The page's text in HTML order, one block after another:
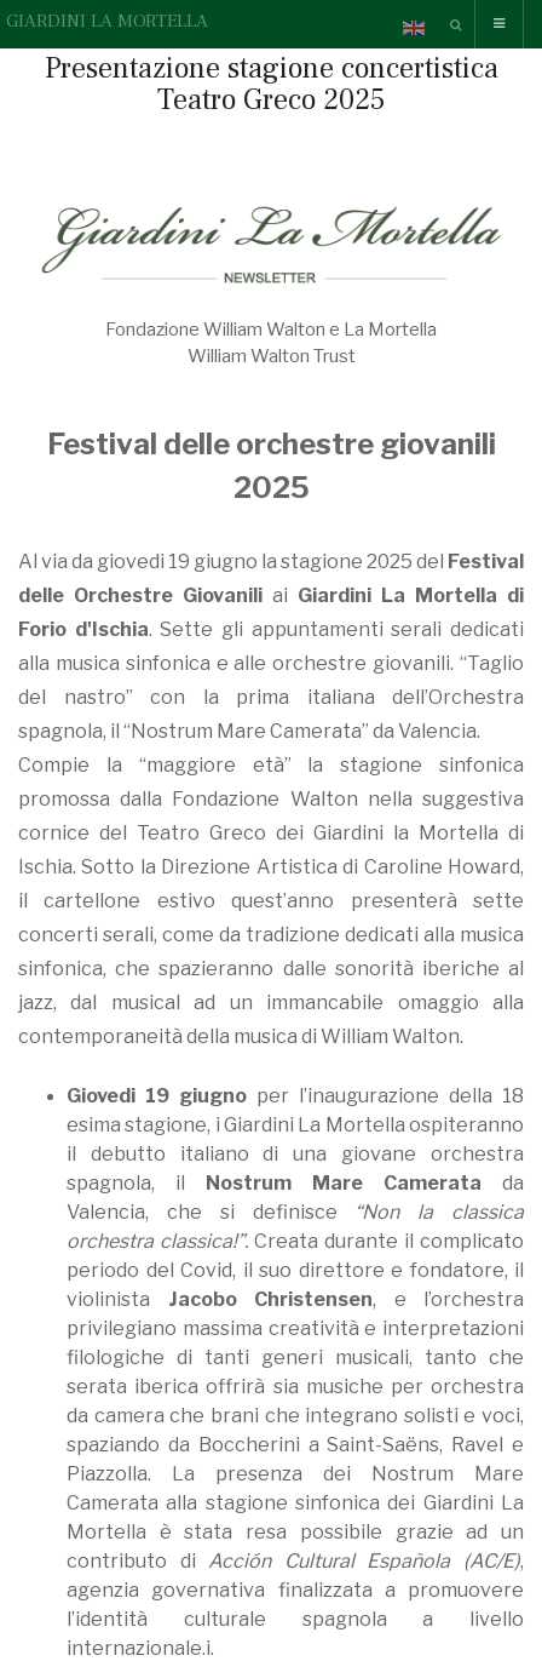
GIARDINI LA MORTELLA
Presentazione stagione concertistica
Teatro Greco 2025
Fondazione William Walton e La Mortella
William Walton Trust
Festival delle orchestre giovanili
2025
Al via da giovedi 19 giugno la stagione 2025 del Festival
delle Orchestre Giovanili ai Giardini La Mortella di
Forio d'Ischia. Sette gli appuntamenti serali dedicati
alla musica sinfonica e alle orchestre giovanili. “Taglio
del nastro” con la prima italiana dell’Orchestra
spagnola, il “Nostrum Mare Camerata” da Valencia.
Compie la “maggiore età” la stagione sinfonica
promossa dalla Fondazione Walton nella suggestiva
cornice del Teatro Greco dei Giardini la Mortella di
Ischia. Sotto la Direzione Artistica di Caroline Howard,
il cartellone estivo quest’anno presenterà sette
concerti serali, come da tradizione dedicati alla musica
sinfonica, che spazieranno dalle sonorità iberiche al
jazz, dal musical ad un immancabile omaggio alla
contemporaneità della musica di William Walton.
Giovedi 19 giugno per l’inaugurazione della 18
esima stagione, i Giardini La Mortella ospiteranno
il debutto italiano di una giovane orchestra
spagnola, il Nostrum Mare Camerata da
Valencia, che si definisce
“Non la classica
orchestra classica!”. Creata durante il complicato
periodo del Covid, il suo direttore e fondatore, il
violinista Jacobo Christensen, e l’orchestra
privilegiano massima creatività e interpretazioni
filologiche di tanti generi musicali, tanto che
serata iberica offrirà sia musiche per orchestra
da camera che brani che integrano solisti e voci,
spaziando da Boccherini a Saint-Saëns, Ravel e
Piazzolla. La presenza dei Nostrum Mare
Camerata alla stagione sinfonica dei Giardini La
Mortella è stata resa possibile grazie ad un
contributo di Acción Cultural Española (AC/E),
agenzia governativa finalizzata a promuovere
l’identità culturale spagnola a livello
internazionale.i.